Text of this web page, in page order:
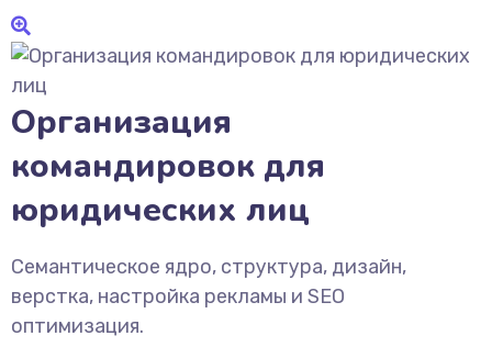
Организация
командировок для
юридических лиц
Семантическое ядро, структура, дизайн,
верстка, настройка рекламы и SEO
оптимизация.